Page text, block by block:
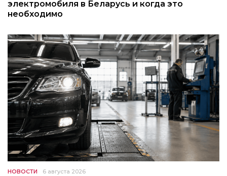
электромобиля в Беларусь и когда это
необходимо
НОВОСТИ 6 августа 2026